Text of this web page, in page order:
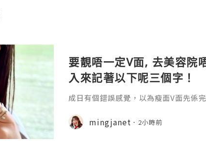
要靚唔一定V面, 去美容院
入來記著以下呢三個字！
成日有個錯誤感覺，以為瘦面V面先係
療程係=做Duo Tite + Oligio 呢2部機
mingjanet 2小時前